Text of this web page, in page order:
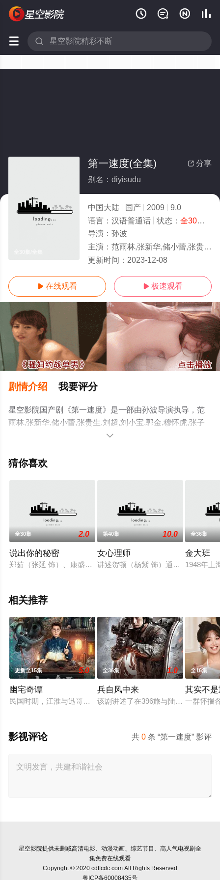
   
 
 分享
第一速度(全集)
别名：diyisudu
中国大陆 国产 2009
9.0
语言： 汉语普通话 状态： 全30集
导演： 孙波
主演： 范雨林,张新华,储小蕾,张贵生,刘超,刘小宝,郭金,穆怀虎,张子健,王玉璋,孙德利,高婷婷,钱卫东,鲁玉杰,纪
更新时间： 2023-12-08
 在线观看  极速观看
剧情介绍 我要评分
星空影院国产剧《第一速度》是一部由孙波导演执导，范
雨林,张新华,储小蕾,张贵生,刘超,刘小宝,郭金,穆怀虎,张子
健,王玉璋,孙德利,高婷婷,钱卫东,鲁玉杰,纪永伦,张兴泽,夏
晓（全30集），手机免费观看高清无删减完整版电视剧全

猜你喜欢
全30集 2.0
说出你的秘密
郑茹（张延 饰）、康盛邦（于洋 饰）等大学读的是心理学，毕
第40集 10.0
女心理师
讲述贺顿（杨紫 饰）通过心理咨询
全36集
金大班
1948年上
相关推荐
更新至15集 5.0
幽宅奇谭
民国时期，江淮与迅哥组成说书班子，偶遇“白天人住屋，晚上
全36集 1.0
兵自风中来
该剧讲述了在396旅与陆军步兵学院
全16集
其实不
一群怀揣
共0 条 “第一速度” 影评
影视评论
星空影院提供未删减高清电影、动漫动画、综艺节目、高人气电视剧全
集免费在线观看
Copyright © 2020 cdtfcdc.com All Rights Reserved
粤ICP备60008435号